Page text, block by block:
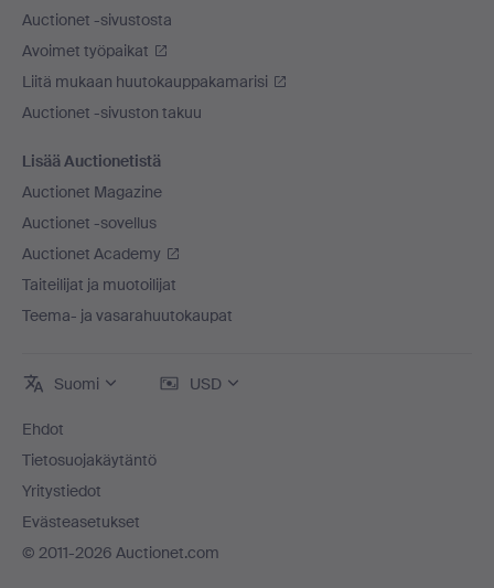
Auctionet -sivustosta
Avoimet työpaikat
Liitä mukaan huutokauppakamarisi
Auctionet -sivuston takuu
Lisää Auctionetistä
Auctionet Magazine
Auctionet -sovellus
Auctionet Academy
Taiteilijat ja muotoilijat
Teema- ja vasarahuutokaupat
Suomi USD
Ehdot
Tietosuojakäytäntö
Yritystiedot
Evästeasetukset
© 2011-2026 Auctionet.com